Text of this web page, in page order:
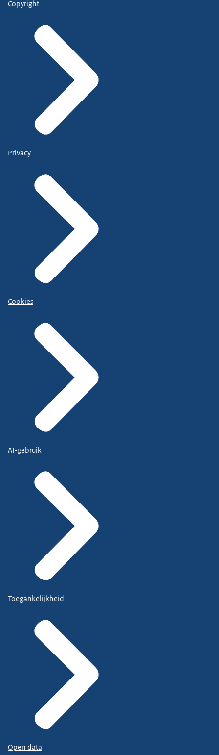
Copyright
Privacy
Cookies
AI-gebruik
Toegankelijkheid
Open data